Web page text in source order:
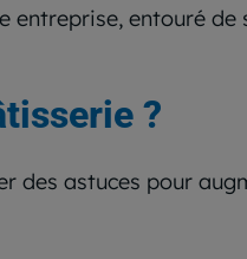
entouré
?
des astuces pour